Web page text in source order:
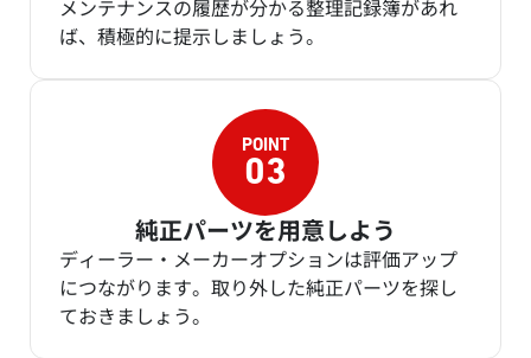
メンテナンスの履歴が分かる整理記録簿があれ
ば、積極的に提示しましょう。
純正パーツを用意しよう
ディーラー・メーカーオプションは評価アップ
につながります。取り外した純正パーツを探し
ておきましょう。